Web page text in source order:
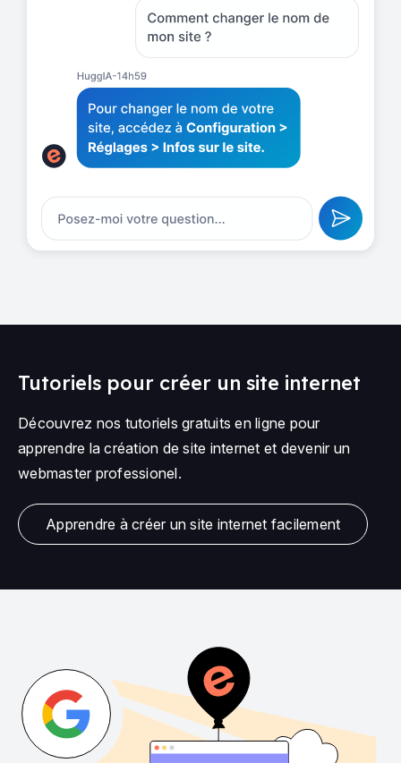
Tutoriels pour créer un site internet
Découvrez nos tutoriels gratuits en ligne pour
apprendre la création de site internet et devenir un
webmaster professionel.
Apprendre à créer un site internet facilement